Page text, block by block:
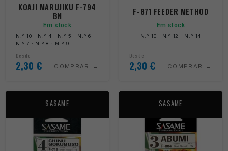
KOAJI MARUJIKU F-794
BN
Em stock
N.º 10 · N.º 4 · N.º 5 · N.º 6 ·
N.º 7 · N.º 8 · N.º 9
Desde
2,30 € COMPRAR
F-871 FEEDER METHOD
Em stock
N.º 10 · N.º 12 · N.º 14
Desde
2,30 € COMPRAR
SASAME SASAME